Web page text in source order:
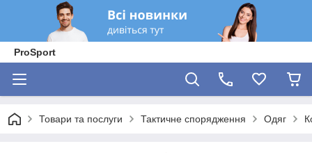
ProSport
Товари та послуги Тактичне спорядження Одяг